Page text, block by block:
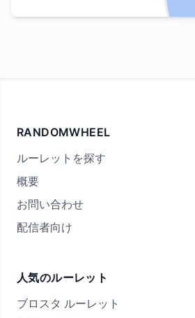
RANDOMWHEEL
ルーレットを探す
概要
お問い合わせ
配信者向け
人気のルーレット
ブロスタ ルーレット